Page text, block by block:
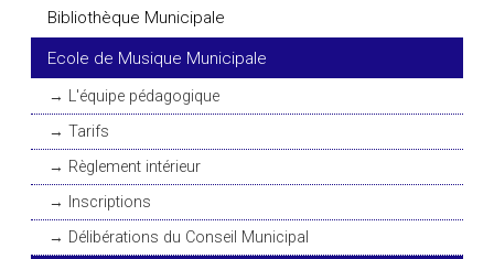
Bibliothèque Municipale
Ecole de Musique Municipale
L'équipe pédagogique
Tarifs
Règlement intérieur
Inscriptions
Délibérations du Conseil Municipal